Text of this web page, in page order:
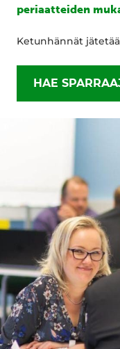
periaatteiden
Ketunhännät
HAE